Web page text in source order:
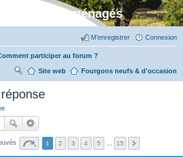
- Vans aménagés
Connexion
M’enregistrer
participer au forum ?
Fourgons neufs & d'occasion
Site web
R
her
ch
er
1 2 3 4 5 15